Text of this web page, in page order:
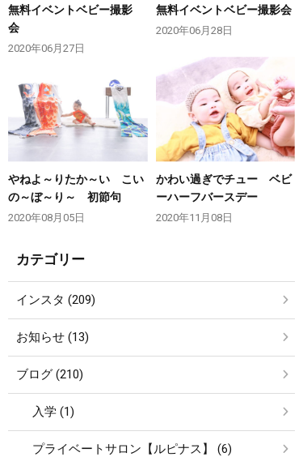
無料イベントベビー撮影
会
2020年06月27日
無料イベントベビー撮影会
2020年06月28日
やねよ～りたか～い こい
の～ぼ～り～ 初節句
2020年08月05日
かわい過ぎでチュー ベビ
ーハーフバースデー
2020年11月08日
カテゴリー
インスタ (209)
お知らせ (13)
ブログ (210)
入学 (1)
プライベートサロン【ルピナス】 (6)